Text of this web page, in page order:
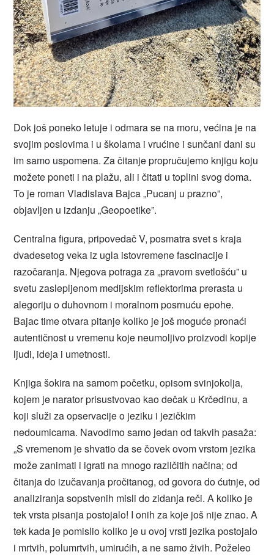
Dok još poneko letuje i odmara se na moru, većina je na
svojim poslovima i u školama i vrućine i sunčani dani su
im samo uspomena. Za čitanje propručujemo knjigu koju
možete poneti i na plažu, ali i čitati u toplini svog doma.
To je roman Vladislava Bajca „Pucanj u prazno”,
objavljen u izdanju „Geopoetike”.
Centralna figura, pripovedač V, posmatra svet s kraja
dvadesetog veka iz ugla istovremene fascinacije i
razočaranja. Njegova potraga za „pravom svetlošću” u
svetu zaslepljenom medijskim reflektorima prerasta u
alegoriju o duhovnom i moralnom posrnuću epohe.
Bajac time otvara pitanje koliko je još moguće pronaći
autentičnost u vremenu koje neumoljivo proizvodi kopije
ljudi, ideja i umetnosti.
Knjiga šokira na samom početku, opisom svinjokolja,
kojem je narator prisustvovao kao dečak u Krčedinu, a
koji služi za opservacije o jeziku i jezičkim
nedoumicama. Navodimo samo jedan od takvih pasaža:
„S vremenom je shvatio da se čovek ovom vrstom jezika
može zanimati i igrati na mnogo različitih načina; od
čitanja do izučavanja pročitanog, od govora do ćutnje, od
analiziranja sopstvenih misli do zidanja reči. A koliko je
tek vrsta pisanja postojalo! I onih za koje još nije znao. A
tek kada je pomislio koliko je u ovoj vrsti jezika postojalo
i mrtvih, polumrtvih, umirućih, a ne samo živih. Poželeo